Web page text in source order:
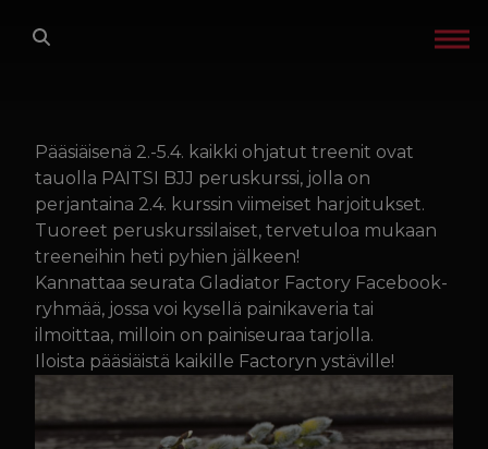
LAJIT
TREENIT
GLADIATOR FACTORY
OTA YHTEYTTÄ
IN ENGLISH
Pääsiäisenä 2.-5.4. kaikki ohjatut treenit ovat
tauolla PAITSI BJJ peruskurssi, jolla on
perjantaina 2.4. kurssin viimeiset harjoitukset.
Tuoreet peruskurssilaiset, tervetuloa mukaan
treeneihin heti pyhien jälkeen!
Kannattaa seurata Gladiator Factory Facebook-
ryhmää, jossa voi kysellä painikaveria tai
ilmoittaa, milloin on painiseuraa tarjolla.
Iloista pääsiäistä kaikille Factoryn ystäville!